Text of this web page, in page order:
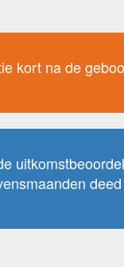
kort na de